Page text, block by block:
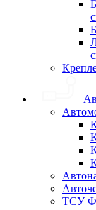
ТСУ